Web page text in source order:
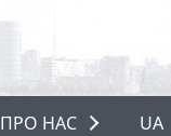
ПРО НАС
UA